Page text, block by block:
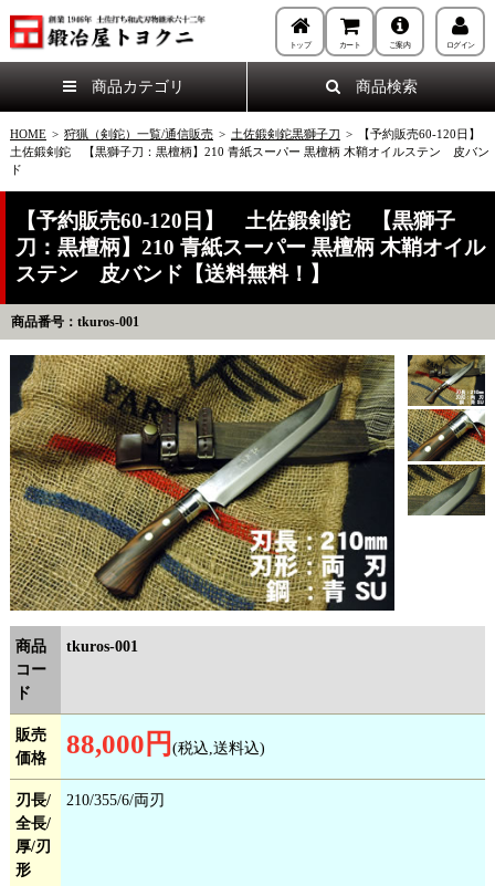
トップ カート ご案内 ログイン
商品カテゴリ 商品検索
HOME > 狩猟（剣鉈）一覧/通信販売 > 土佐鍛剣鉈黒獅子刀 >
【予約販売60-120日】
土佐鍛剣鉈 【黒獅子刀：黒檀柄】210 青紙スーパー 黒檀柄 木鞘オイルステン 皮バン
ド
【予約販売60-120日】 土佐鍛剣鉈 【黒獅子
刀：黒檀柄】210 青紙スーパー 黒檀柄 木鞘オイル
ステン 皮バンド【送料無料！】
商品番号：tkuros-001
商品
コー
ド
tkuros-001
販売
価格
88,000円 (税込,送料込)
刃長/
全長/
厚/刃
形
210/355/6/両刃